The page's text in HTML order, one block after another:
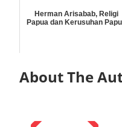
Herman Arisabab, Religi
Papua dan Kerusuhan
About The